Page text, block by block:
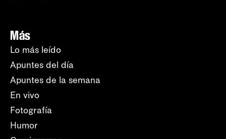
Más
Lo más leído
Apuntes del día
Apuntes de la semana
En vivo
Fotografía
Humor